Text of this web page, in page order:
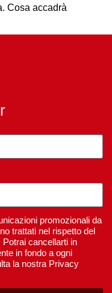
Cosa accadrà
promozionali da
trattati nel rispetto del
cancellarti in
in fondo a ogni
la nostra Privacy